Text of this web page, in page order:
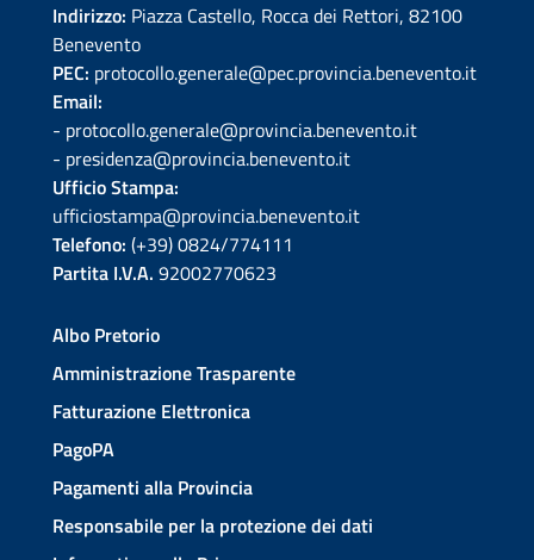
Indirizzo: Piazza Castello, Rocca dei Rettori, 82100
Benevento
PEC: protocollo.generale@pec.provincia.benevento.it
Email:
- protocollo.generale@provincia.benevento.it
- presidenza@provincia.benevento.it
Ufficio Stampa:
ufficiostampa@provincia.benevento.it
Telefono: (+39) 0824/774111
Partita I.V.A. 92002770623
Albo Pretorio
Amministrazione Trasparente
Fatturazione Elettronica
PagoPA
Pagamenti alla Provincia
Responsabile per la protezione dei dati